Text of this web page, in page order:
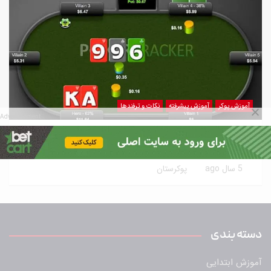
آموزش پوکر آموزش پیشرفته نکات و ترفندها
10 مورد آموزش حرفه ای پوکر بکاررفته‌شده توسط
طرفداران این سبک
5 سال ago پوکرستان
دسته بندی
آموزش ابتدایی
Advertisement